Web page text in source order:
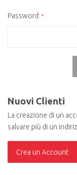
Password
Nuovi Clienti
La creazione di un
salvare più di un
Crea un Account